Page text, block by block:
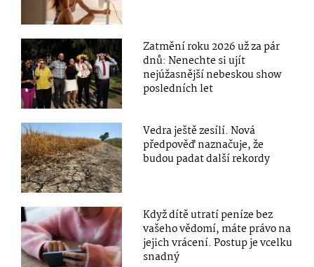
Zatmění roku 2026 už za pár
dnů: Nenechte si ujít
nejúžasnější nebeskou show
posledních let
Vedra ještě zesílí. Nová
předpověď naznačuje, že
budou padat další rekordy
Když dítě utratí peníze bez
vašeho vědomí, máte právo na
jejich vrácení. Postup je vcelku
snadný